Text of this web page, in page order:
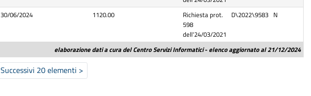
elaborazione dati a cura del Centro Servizi Informatici- elenco aggiornato al 21/12/2024
30/06/2024 1120.00
Richiesta prot.
598
dell'24/03/2021
D\2022\9583 N
Successivi 20 elementi >